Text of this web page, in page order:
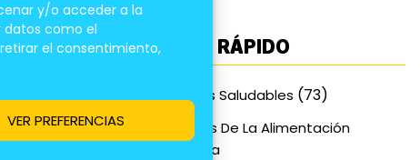
y/o acceder a la
datos como el
el consentimiento,
VER PREFERENCIAS
masa
ACCESO RÁPIDO
Alimentos Saludables (73)
Beneficios De La Alimentación
Equilibrada